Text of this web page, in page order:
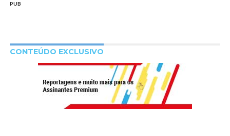
PUB
CONTEÚDO EXCLUSIVO